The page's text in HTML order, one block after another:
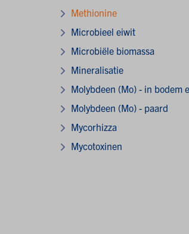
Methionine
Microbieel eiwit
Microbiële biomassa
Mineralisatie
Molybdeen (Mo) - in bodem
Molybdeen (Mo) - paard
Mycorhizza
Mycotoxinen